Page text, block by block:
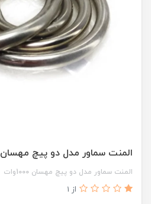
المنت سماور مدل دو پیچ مهسان 1000وات
المنت سماور مدل دو پیچ مهسان 1000وات
از 1